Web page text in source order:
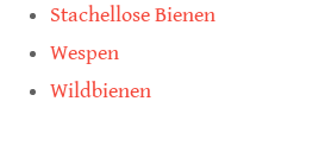
Stachellose Bienen
Wespen
Wildbienen